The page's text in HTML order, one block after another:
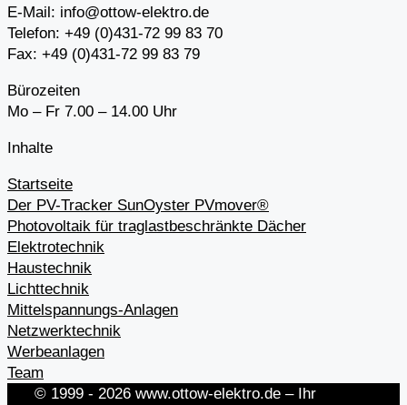
E-Mail: info@ottow-elektro.de
Telefon: +49 (0)431-72 99 83 70
Fax: +49 (0)431-72 99 83 79
Bürozeiten
Mo – Fr 7.00 – 14.00 Uhr
Inhalte
Startseite
Der PV-Tracker SunOyster PVmover®
Photovoltaik für traglastbeschränkte Dächer
Elektrotechnik
Haustechnik
Lichttechnik
Mittelspannungs-Anlagen
Netzwerktechnik
Werbeanlagen
Team
© 1999 - 2026 www.ottow-elektro.de – Ihr